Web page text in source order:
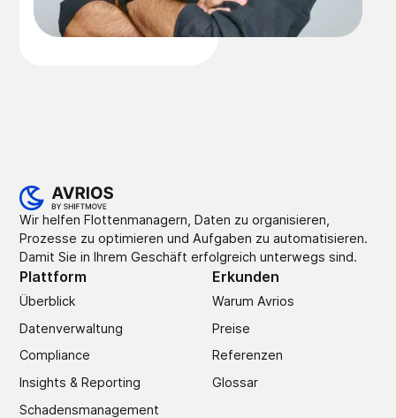
Wir helfen Flottenmanagern, Daten zu organisieren,
Prozesse zu optimieren und Aufgaben zu automatisieren.
Damit Sie in Ihrem Geschäft erfolgreich unterwegs sind.
Plattform
Überblick
Datenverwaltung
Compliance
Insights & Reporting
Schadens­management
Erkunden
Warum Avrios
Preise
Referenzen
Glossar